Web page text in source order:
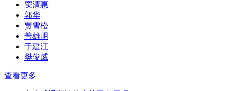
窦清惠
郭华
贾雪松
普雄明
于建江
樊俊威
查看更多